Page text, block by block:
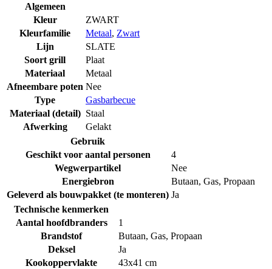
Algemeen
Kleur
ZWART
Kleurfamilie
Metaal, Zwart
Lijn
SLATE
Soort grill
Plaat
Materiaal
Metaal
Afneembare poten Nee
Type
Gasbarbecue
Materiaal (detail) Staal
Afwerking
Gelakt
Gebruik
Geschikt voor aantal personen
4
Wegwerpartikel
Nee
Energiebron
Butaan, Gas, Propaan
Geleverd als bouwpakket (te monteren) Ja
Technische kenmerken
Aantal hoofdbranders
1
Brandstof
Butaan, Gas, Propaan
Deksel
Ja
Kookoppervlakte
43x41 cm